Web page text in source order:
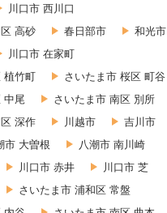
川口市 西川口
高砂
春日部市
和光市
川口市 在家町
植竹町
さいたま市 桜区 町谷
中尾
さいたま市 南区 別所
深作
川越市
吉川市
市 大曽根
八潮市 南川崎
川口市 赤井
川口市 芝
さいたま市 浦和区 常盤